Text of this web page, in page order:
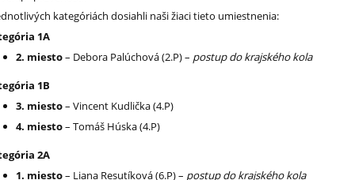
kategóriách dosiahli naši žiaci tieto umiestnenia:
1A
2. miesto– Debora Palúchová (2.P) – postup do krajského kola
1B
3. miesto– Vincent Kudlička (4.P)
4. miesto– Tomáš Húska (4.P)
2A
1. miesto– Liana Resutíková (6.P) – postup do krajského kola